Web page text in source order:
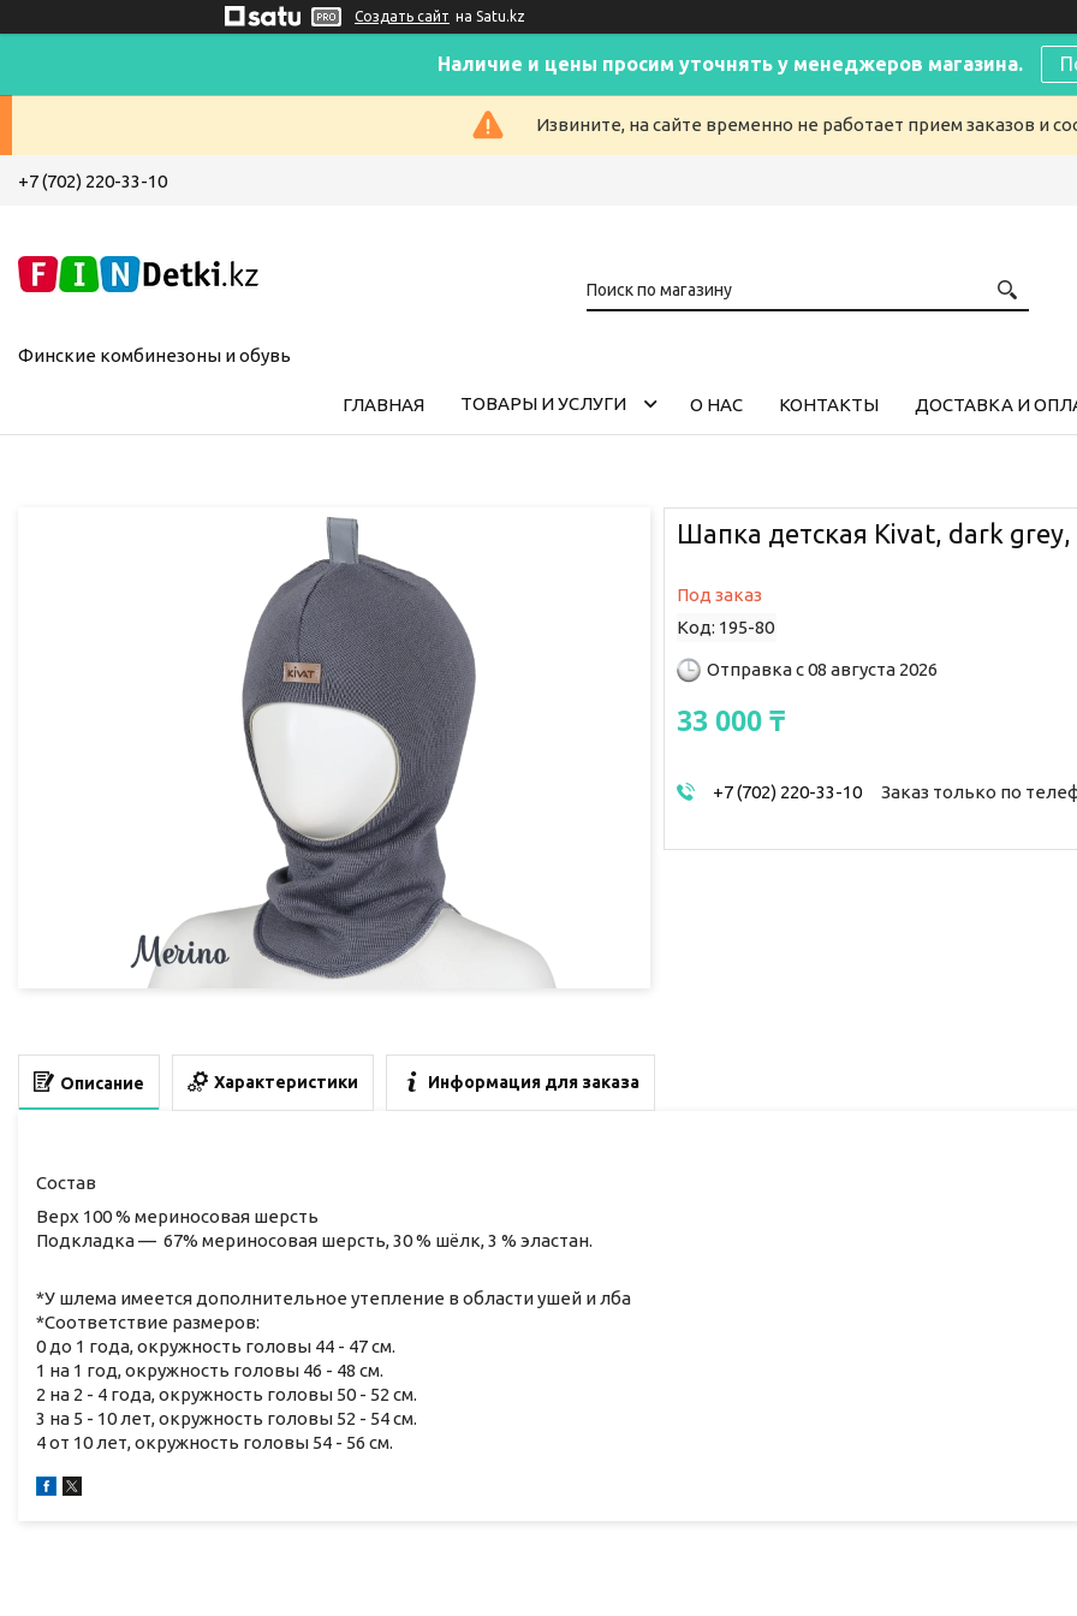
Создать сайт на Satu.kz
Наличие и цены просим уточнять у менеджеров магазина.
Извините, на сайте временно не работает прием заказов и
+7 (702) 220-33-10
Финские комбинезоны и обувь
ГЛАВНАЯ ТОВАРЫ И УСЛУГИ О НАС КОНТАКТЫ ДОСТАВКА И
Шапка детская Kivat, dark
Под заказ
Код: 195-80
Отправка с 08 августа 2026
33 000 ₸
+7 (702) 220-33-10 Заказ только по
Описание Характеристики Информация для заказа
Состав
Верх 100 % мериносовая шерсть
Подкладка — 67% мериносовая шерсть, 30 % шёлк, 3 % эластан.
*У шлема имеется дополнительное утепление в области ушей и лба
*Соответствие размеров:
0 до 1 года, окружность головы 44 - 47 см.
1 на 1 год, окружность головы 46 - 48 см.
2 на 2 - 4 года, окружность головы 50 - 52 см.
3 на 5 - 10 лет, окружность головы 52 - 54 см.
4 от 10 лет, окружность головы 54 - 56 см.